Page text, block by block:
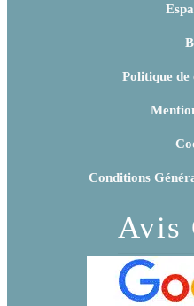
Politique
Conditions
Avis